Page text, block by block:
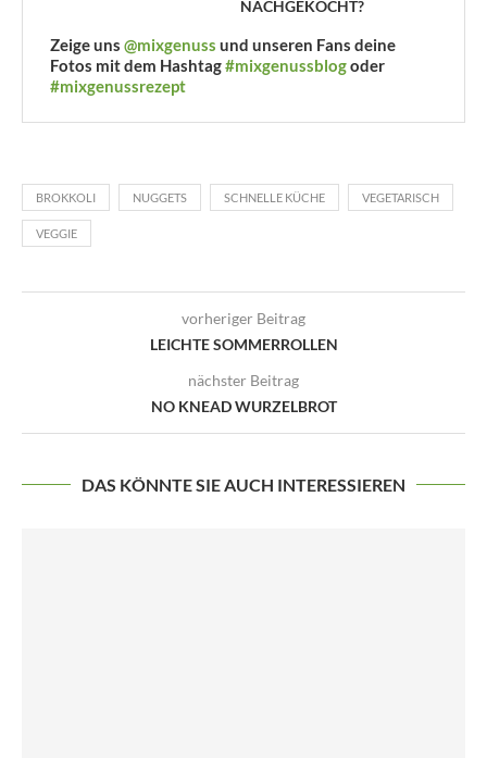
NACHGEKOCHT?
Zeige uns @mixgenuss und unseren Fans deine
Fotos mit dem Hashtag#mixgenussblogoder
#mixgenussrezept
BROKKOLI NUGGETS SCHNELLE KÜCHE VEGETARISCH
VEGGIE
vorheriger Beitrag
LEICHTE SOMMERROLLEN
nächster Beitrag
NO KNEAD WURZELBROT
DAS KÖNNTE SIE AUCH INTERESSIEREN